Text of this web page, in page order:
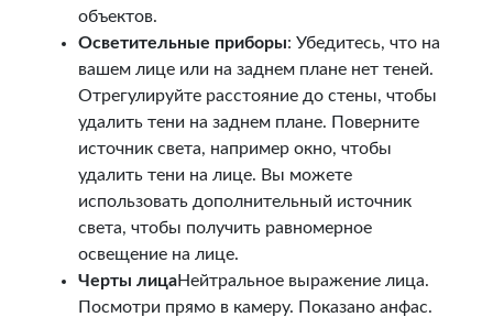
объектов.
Осветительные приборы: Убедитесь, что на
вашем лице или на заднем плане нет теней.
Отрегулируйте расстояние до стены, чтобы
удалить тени на заднем плане. Поверните
источник света, например окно, чтобы
удалить тени на лице. Вы можете
использовать дополнительный источник
света, чтобы получить равномерное
освещение на лице.
Черты лицаНейтральное выражение лица.
Посмотри прямо в камеру. Показано анфас.